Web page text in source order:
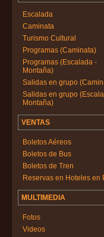
Escalada
Caminata
Turismo Cultural
Programas (Caminata)
Programas (Escalada -
Montaña)
Salidas en grupo
Salidas en grupo
Montaña)
VENTAS
Boletos Aéreos
Boletos de Bus
Boletos de Tren
Reservas en Hoteles en
MULTIMEDIA
Fotos
Videos